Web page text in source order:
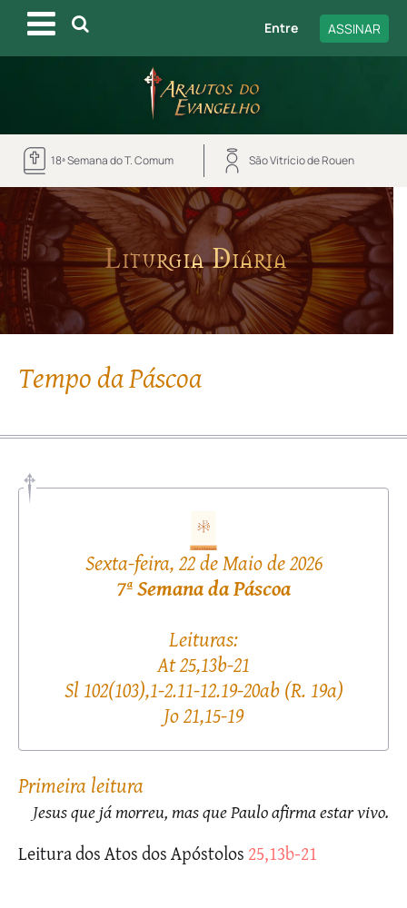
Entre ASSINAR
18ª Semana do T. Comum São Vitrício de Rouen
Liturgia Diária
Tempo da Páscoa
Sexta-feira, 22 de Maio de 2026
7ª Semana da Páscoa
Leituras:
At 25,13b-21
Sl 102(103),1-2.11-12.19-20ab (R. 19a)
Jo 21,15-19
primeira leitura
Jesus que já morreu, mas que Paulo afirma estar vivo.
Leitura dos Atos dos Apóstolos 25,13b-21